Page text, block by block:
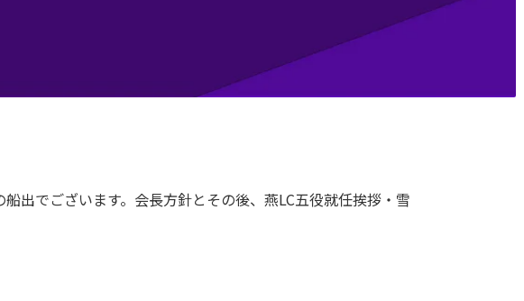
でございます。会長方針とその後、燕LC五役就任挨拶・雪